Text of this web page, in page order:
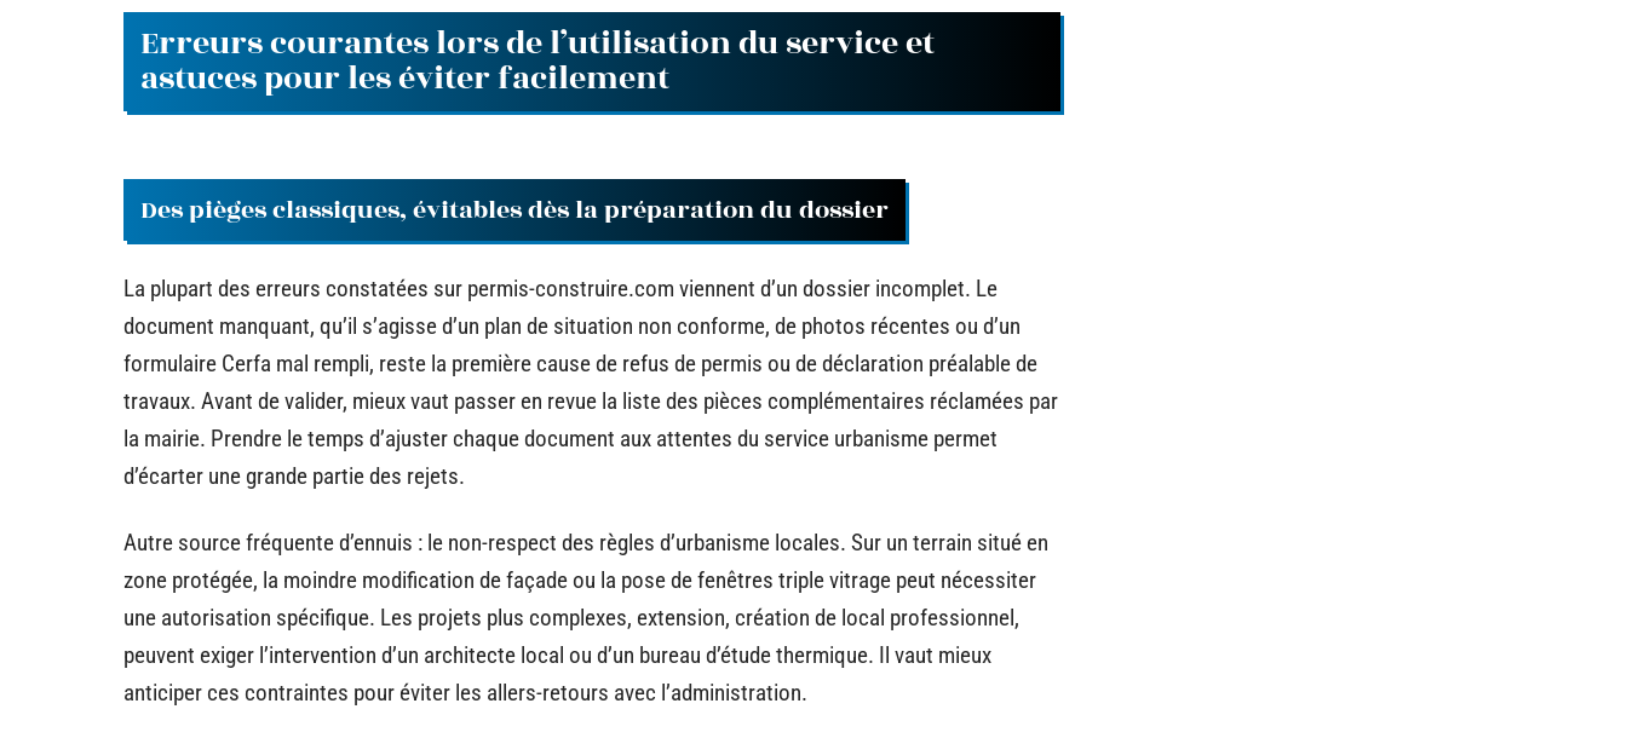
Erreurs courantes lors de l’utilisation du service et
astuces pour les éviter facilement
Des pièges classiques, évitables dès la préparation du dossier
La plupart des erreurs constatées sur permis-construire.com viennent d’un dossier incomplet. Le
document manquant, qu’il s’agisse d’un plan de situation non conforme, de photos récentes ou d’un
formulaire Cerfa mal rempli, reste la première cause de refus de permis ou de déclaration préalable de
travaux. Avant de valider, mieux vaut passer en revue la liste des pièces complémentaires réclamées par
la mairie. Prendre le temps d’ajuster chaque document aux attentes du service urbanisme permet
d’écarter une grande partie des rejets.
Autre source fréquente d’ennuis : le non-respect des règles d’urbanisme locales. Sur un terrain situé en
zone protégée, la moindre modification de façade ou la pose de fenêtres triple vitrage peut nécessiter
une autorisation spécifique. Les projets plus complexes, extension, création de local professionnel,
peuvent exiger l’intervention d’un architecte local ou d’un bureau d’étude thermique. Il vaut mieux
anticiper ces contraintes pour éviter les allers-retours avec l’administration.